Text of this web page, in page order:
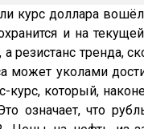
курс доллара
и на
а резистанс тренда,
может уколами
курс, который,
означает, что